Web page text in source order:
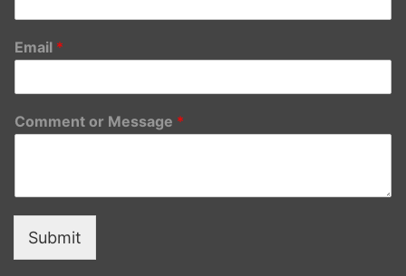
Email *
Comment or Message *
Submit